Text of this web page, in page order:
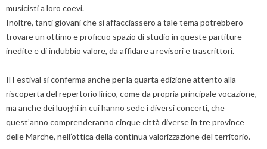
musicisti a loro coevi.
Inoltre, tanti giovani che si affacciassero a tale tema potrebbero
trovare un ottimo e proficuo spazio di studio in queste partiture
inedite e di indubbio valore, da affidare a revisori e trascrittori.
Il Festival si conferma anche per la quarta edizione attento alla
riscoperta del repertorio lirico, come da propria principale vocazione,
ma anche dei luoghi in cui hanno sede i diversi concerti, che
quest’anno comprenderanno cinque città diverse in tre province
delle Marche, nell’ottica della continua valorizzazione del territorio.